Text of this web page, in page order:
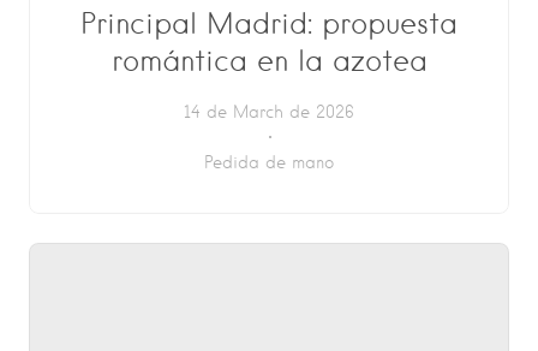
Principal Madrid: propuesta
romántica en la azotea
14 de March de 2026
Pedida de mano